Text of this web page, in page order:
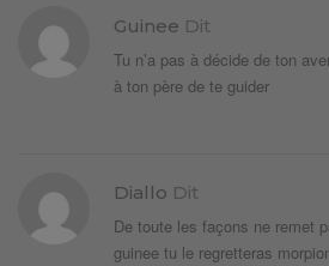
Guinee Dit
Tu n’a pas à décide de ton
à ton père de te guider
Diallo Dit
De toute les façons ne remet
guinee tu le regretteras